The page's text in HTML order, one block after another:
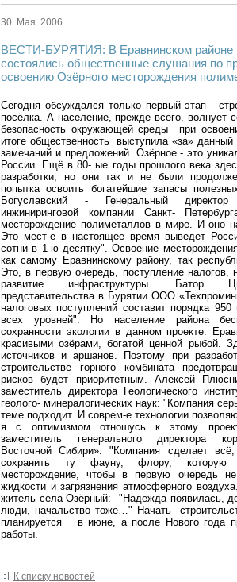
30 Мая 2006
ВЕСТИ-БУРЯТИЯ: В Еравнинском районе
состоялись общественные слушания по
освоению Озёрного месторождения
Сегодня обсуждался только первый этап -
посёлка. А население, прежде всего, волнует
безопасность окружающей среды при
итоге общественность выступила «за» данный
замечаний и предложений. Озёрное - это
России. Ещё в 80- ые годы прошлого века
разработки, но они так и не были
попытка освоить богатейшие запасы
Богуславский - Генеральный
инжиниринговой компании Санкт-
месторождение полиметаллов в мире. И оно
Это мест-е в настоящее время выведет
сотни в 1-ю десятку". Освоение
как самому Еравнинскому району, так
Это, в первую очередь, поступление налогов,
развитие инфраструктуры. Батор
представительства в Бурятии ООО
налоговых поступлений составит порядка
всех уровней". Но население района
сохранности экологии в данном проекте.
красивыми озёрами, богатой ценной рыбой.
источников и аршанов. Поэтому при
строительстве горного комбината
рисков будет приоритетным. Алексей
заместитель директора Геологического
геолого- минералогических наук: "Компания
теме подходит. И соврем-е технологии
я с оптимизмом отношусь к этому
заместитель генерального директора
Восточной Сибири»: "Компания сделает
сохранить ту фауну, флору, которую
месторождение, чтобы в первую очередь
жидкости и загрязнения атмосферного
житель села Озёрный: "Надежда появилась,
люди, начальство тоже…" Начать
планируется в июне, а после Нового года
работы.
К списку новостей